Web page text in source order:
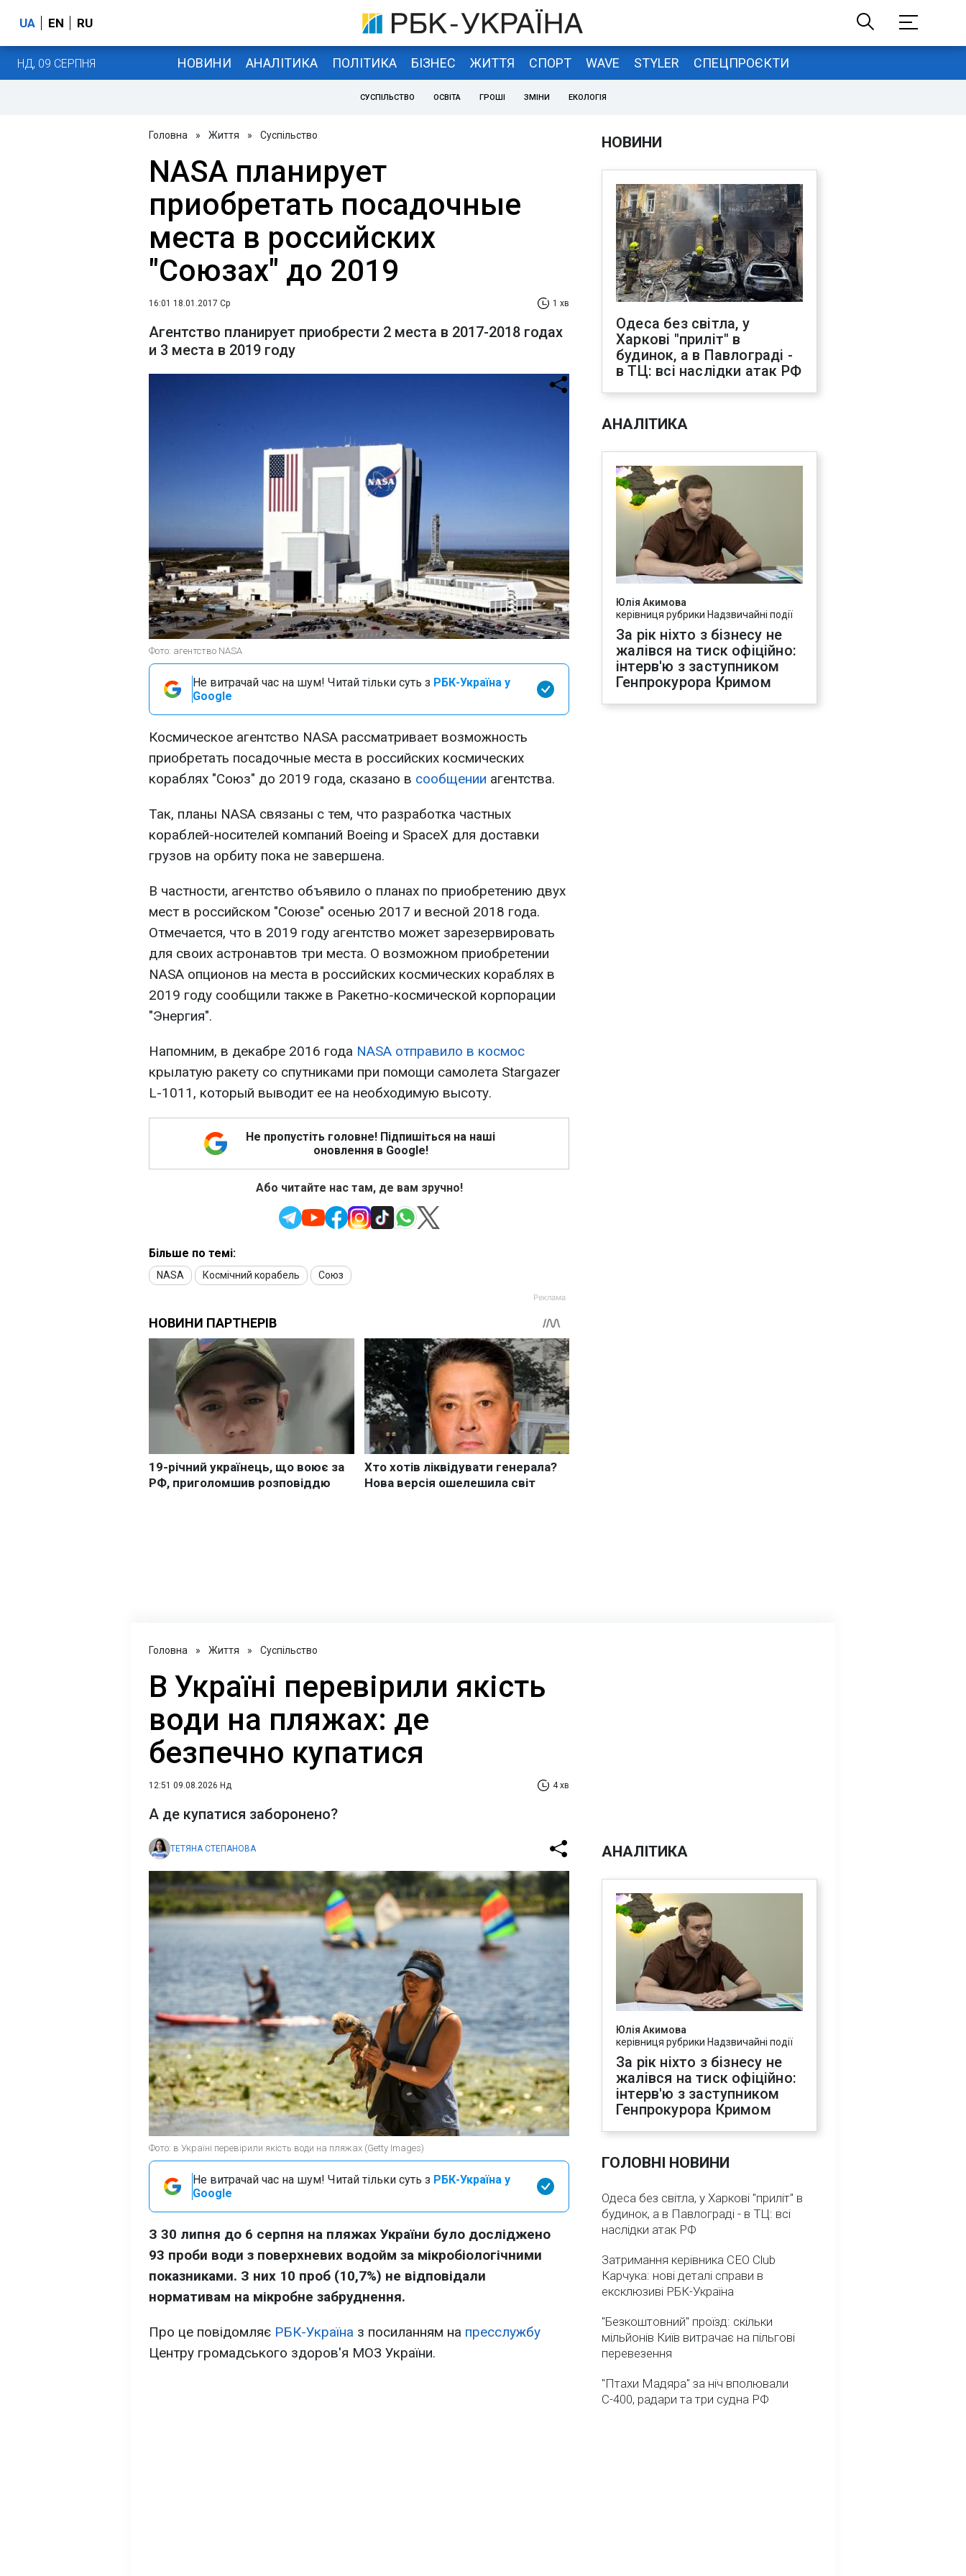
UA EN RU
НД, 09 СЕРПНЯ НОВИНИ АНАЛІТИКА ПОЛІТИКА БІЗНЕС ЖИТТЯ СПОРТ WAVE STYLER СПЕЦПРОЄКТИ
СУСПІЛЬСТВО ОСВІТА ГРОШІ ЗМІНИ ЕКОЛОГІЯ
Головна » Життя » Суспільство
NASA планирует
приобретать посадочные
места в российских
"Союзах" до 2019
16:01 18.01.2017 Ср 1 хв
Агентство планирует приобрести 2 места в 2017-2018 годах
и 3 места в 2019 году
Фото: агентство NASA
Не витрачай час на шум! Читай тільки суть з РБК-Україна у
Google
Космическое агентство NASA рассматривает возможность
приобретать посадочные места в российских космических
кораблях "Союз" до 2019 года, сказано в сообщении агентства.
Так, планы NASA связаны с тем, что разработка частных
кораблей-носителей компаний Boeing и SpaceX для доставки
грузов на орбиту пока не завершена.
В частности, агентство объявило о планах по приобретению двух
мест в российском "Союзе" осенью 2017 и весной 2018 года.
Отмечается, что в 2019 году агентство может зарезервировать
для своих астронавтов три места. О возможном приобретении
NASA опционов на места в российских космических кораблях в
2019 году сообщили также в Ракетно-космической корпорации
"Энергия".
Напомним, в декабре 2016 года NASA отправило в космос
крылатую ракету со спутниками при помощи самолета Stargazer
L-1011, который выводит ее на необходимую высоту.
Не пропустіть головне! Підпишіться на наші
оновлення в Google!
Або читайте нас там, де вам зручно!
Більше по темі:
NASA Космічний корабель Союз
НОВИНИ
Одеса без світла, у
Харкові "приліт" в
будинок, а в Павлограді -
в ТЦ: всі наслідки атак РФ
АНАЛІТИКА
Юлія Акимова
керівниця рубрики Надзвичайні події
За рік ніхто з бізнесу не
жалівся на тиск офіційно:
інтерв'ю з заступником
Генпрокурора Кримом
Головна » Життя » Суспільство
В Україні перевірили якість
води на пляжах: де
безпечно купатися
12:51 09.08.2026 Нд 4 хв
А де купатися заборонено?
ТЕТЯНА СТЕПАНОВА
Фото: в Україні перевірили якість води на пляжах (Getty Images)
Не витрачай час на шум! Читай тільки суть з РБК-Україна у
Google
З 30 липня до 6 серпня на пляжах України було досліджено
93 проби води з поверхневих водойм за мікробіологічними
показниками. З них 10 проб (10,7%) не відповідали
нормативам на мікробне забруднення.
Про це повідомляє РБК-Україна з посиланням на пресслужбу
Центру громадського здоров'я МОЗ України.
АНАЛІТИКА
Юлія Акимова
керівниця рубрики Надзвичайні події
За рік ніхто з бізнесу не
жалівся на тиск офіційно:
інтерв'ю з заступником
Генпрокурора Кримом
ГОЛОВНІ НОВИНИ
Одеса без світла, у Харкові "приліт" в
будинок, а в Павлограді - в ТЦ: всі
наслідки атак РФ
Затримання керівника CEO Club
Карчука: нові деталі справи в
ексклюзиві РБК-Україна
"Безкоштовний" проїзд: скільки
мільйонів Київ витрачає на пільгові
перевезення
"Птахи Мадяра" за ніч вполювали
С-400, радари та три судна РФ